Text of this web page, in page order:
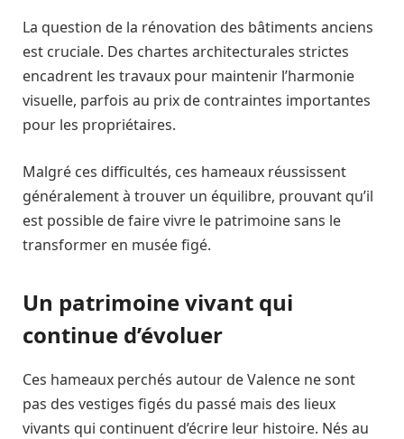
La question de la rénovation des bâtiments anciens
est cruciale. Des chartes architecturales strictes
encadrent les travaux pour maintenir l’harmonie
visuelle, parfois au prix de contraintes importantes
pour les propriétaires.
Malgré ces difficultés, ces hameaux réussissent
généralement à trouver un équilibre, prouvant qu’il
est possible de faire vivre le patrimoine sans le
transformer en musée figé.
Un patrimoine vivant qui
continue d’évoluer
Ces hameaux perchés autour de Valence ne sont
pas des vestiges figés du passé mais des lieux
vivants qui continuent d’écrire leur histoire. Nés au